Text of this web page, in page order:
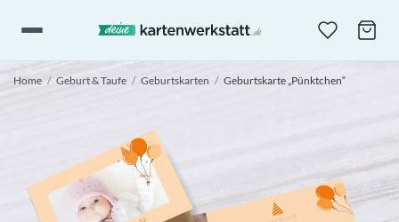
Home / Geburt & Taufe / Geburtskarten / Geburtskarte „Pünktchen“